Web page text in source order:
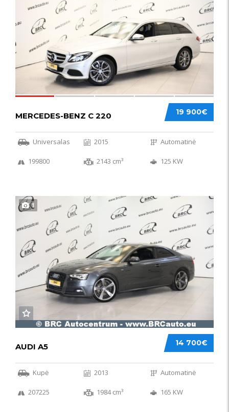
19 900€
MERCEDES-BENZ C 220
Universalas 2015 Automatinė
199800 2143 cm³ 125 KW
1
14 700€
AUDI A5
Kupė 2013 Automatinė
207225 1984 cm³ 165 KW